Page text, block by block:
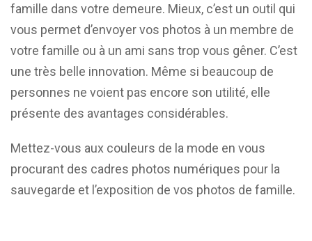
famille dans votre demeure. Mieux, c’est un outil qui
vous permet d’envoyer vos photos à un membre de
votre famille ou à un ami sans trop vous gêner. C’est
une très belle innovation. Même si beaucoup de
personnes ne voient pas encore son utilité, elle
présente des avantages considérables.
Mettez-vous aux couleurs de la mode en vous
procurant des cadres photos numériques pour la
sauvegarde et l’exposition de vos photos de famille.